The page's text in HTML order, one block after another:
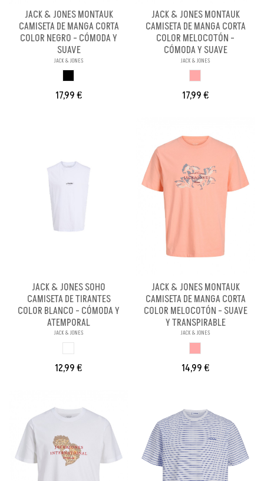
JACK & JONES MONTAUK
CAMISETA DE MANGA CORTA
COLOR NEGRO - CÓMODA Y
SUAVE
JACK & JONES
17,99 €
JACK & JONES MONTAUK
CAMISETA DE MANGA CORTA
COLOR MELOCOTÓN -
CÓMODA Y SUAVE
JACK & JONES
17,99 €
JACK & JONES SOHO
CAMISETA DE TIRANTES
COLOR BLANCO - CÓMODA Y
ATEMPORAL
JACK & JONES
12,99 €
JACK & JONES MONTAUK
CAMISETA DE MANGA CORTA
COLOR MELOCOTÓN - SUAVE
Y TRANSPIRABLE
JACK & JONES
14,99 €